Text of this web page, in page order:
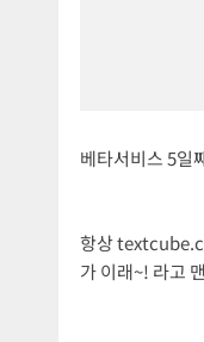
베타서비스 5일
항상
가 이래~! 라고